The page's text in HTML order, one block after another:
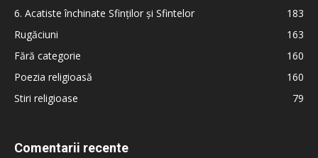
6. Acatiste închinate Sfinților și Sfintelor
183
Rugăciuni
163
Fără categorie
160
Poezia religioasă
160
Stiri religioase
79
Comentarii recente